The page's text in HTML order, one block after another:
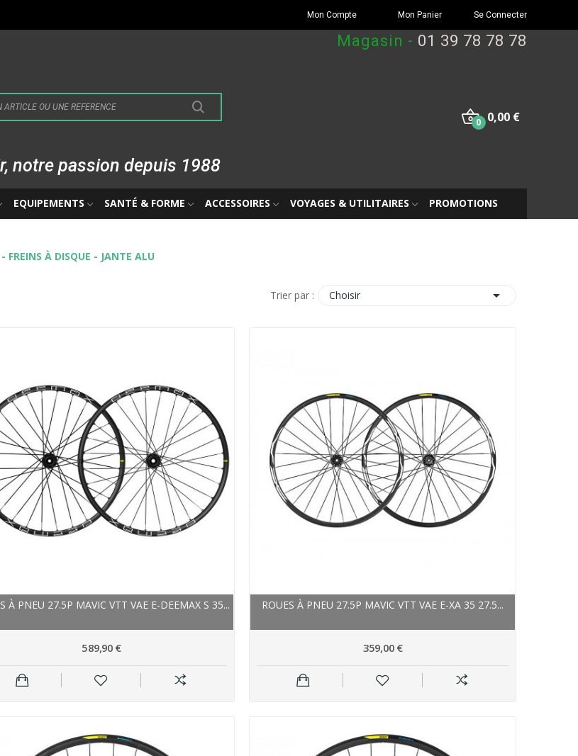
Mon Compte Mon Panier Se Connecter
Magasin - 01 39 78 78 78
notre passion depuis 1988
0,00 €
0
EQUIPEMENTS SANTÉ & FORME ACCESSOIRES VOYAGES & UTILITAIRES PROMOTIONS
FREINS À DISQUE - JANTE ALU
Trier par : Choisir 
À PNEU 27.5P MAVIC VTT VAE E-DEEMAX S 35...
589,90 €
ROUES À PNEU 27.5P MAVIC VTT VAE E-XA 35 27.5...
359,00 €